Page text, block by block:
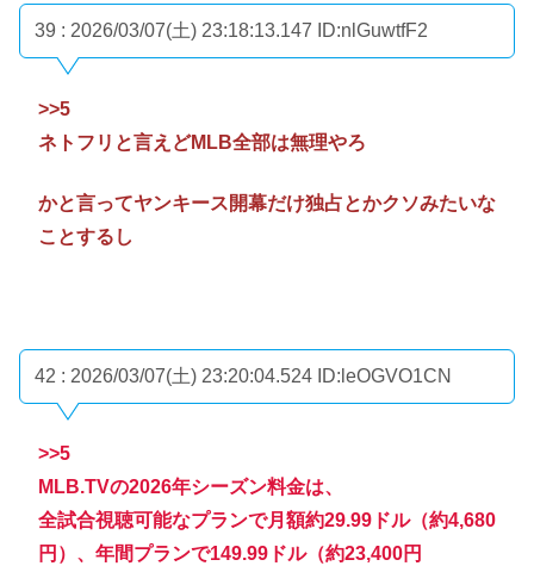
39 : 2026/03/07(土) 23:18:13.147 ID:nlGuwtfF2
>>5
ネトフリと言えどMLB全部は無理やろ
かと言ってヤンキース開幕だけ独占とかクソみたいな
ことするし
42 : 2026/03/07(土) 23:20:04.524 ID:leOGVO1CN
>>5
MLB.TVの2026年シーズン料金は、
全試合視聴可能なプランで月額約29.99ドル（約4,680
円）、年間プランで149.99ドル（約23,400円